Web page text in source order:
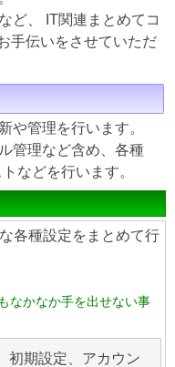
ど、 IT関連まとめてコ
手伝いをさせていただ
や管理を行います。
管理など含め、各種
などを行います。
各種設定をまとめて行
なかなか手を出せない事
初期設定、アカウン